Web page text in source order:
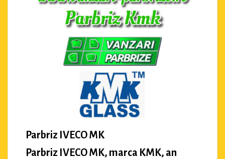
Parbriz IVECO MK
Parbriz IVECO MK, marca KMK, an